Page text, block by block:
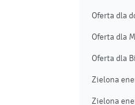
Oferta dla
Oferta dla
Oferta dla
Zielona
Zielona